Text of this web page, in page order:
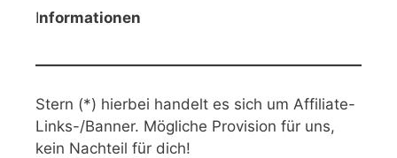
Informationen
Stern (*) hierbei handelt es sich um Affiliate-
Links-/Banner. Mögliche Provision für uns,
kein Nachteil für dich!